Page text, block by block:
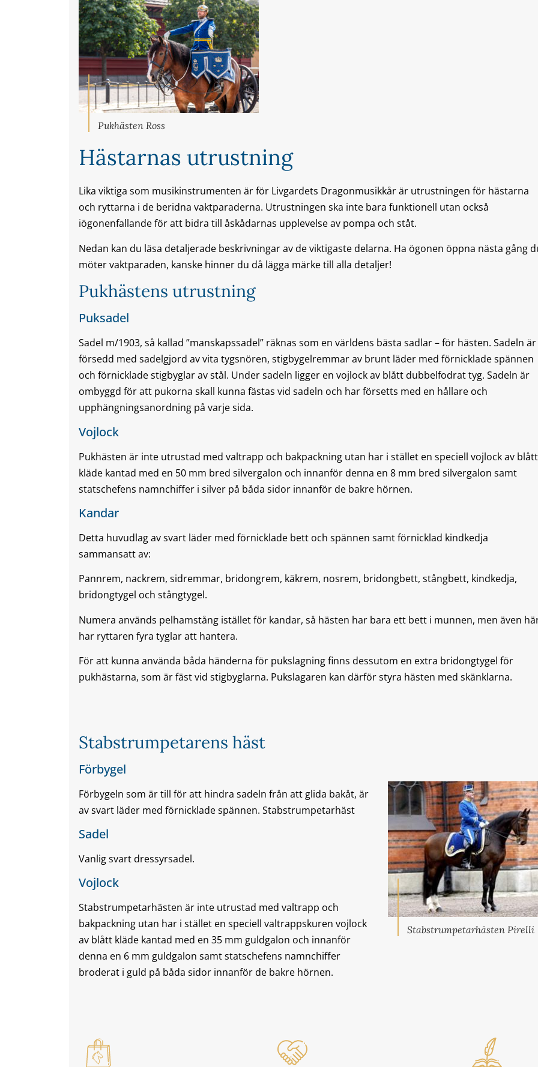
Pukhästen Ross
Hästarnas utrustning
Lika viktiga som musikinstrumenten är för Livgardets Dragonmusikkår är utrustningen för hästarna
och ryttarna i de beridna vaktparaderna. Utrustningen ska inte bara funktionell utan också
iögonenfallande för att bidra till åskådarnas upplevelse av pompa och ståt.
Nedan kan du läsa detaljerade beskrivningar av de viktigaste delarna. Ha ögonen öppna nästa gång
möter vaktparaden, kanske hinner du då lägga märke till alla detaljer!
Pukhästens utrustning
Puksadel
Sadel m/1903, så kallad ”manskapssadel” räknas som en världens bästa sadlar – för hästen. Sadeln är
försedd med sadelgjord av vita tygsnören, stigbygelremmar av brunt läder med förnicklade spännen
och förnicklade stigbyglar av stål. Under sadeln ligger en vojlock av blått dubbelfodrat tyg. Sadeln är
ombyggd för att pukorna skall kunna fästas vid sadeln och har försetts med en hållare och
upphängningsanordning på varje sida.
Vojlock
Pukhästen är inte utrustad med valtrapp och bakpackning utan har i stället en speciell vojlock av blått
kläde kantad med en 50 mm bred silvergalon och innanför denna en 8 mm bred silvergalon samt
statschefens namnchiffer i silver på båda sidor innanför de bakre hörnen.
Kandar
Detta huvudlag av svart läder med förnicklade bett och spännen samt förnicklad kindkedja
sammansatt av:
Pannrem, nackrem, sidremmar, bridongrem, käkrem, nosrem, bridongbett, stångbett, kindkedja,
bridongtygel och stångtygel.
Numera används pelhamstång istället för kandar, så hästen har bara ett bett i munnen, men även
har ryttaren fyra tyglar att hantera.
För att kunna använda båda händerna för pukslagning finns dessutom en extra bridongtygel för
pukhästarna, som är fäst vid stigbyglarna. Pukslagaren kan därför styra hästen med skänklarna.
Stabstrumpetarens häst
Förbygel
Förbygeln som är till för att hindra sadeln från att glida bakåt, är
av svart läder med förnicklade spännen. Stabstrumpetarhäst
Sadel
Vanlig svart dressyrsadel.
Vojlock
Stabstrumpetarhästen är inte utrustad med valtrapp och
bakpackning utan har i stället en speciell valtrappskuren vojlock
av blått kläde kantad med en 35 mm guldgalon och innanför
denna en 6 mm guldgalon samt statschefens namnchiffer
broderat i guld på båda sidor innanför de bakre hörnen.
Stabstrumpetarhästen Pirelli